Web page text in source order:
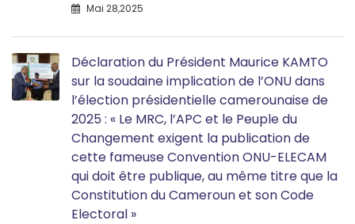
Mai 28,2025
Déclaration du Président Maurice KAMTO
sur la soudaine implication de l’ONU dans
l’élection présidentielle camerounaise de
2025 : « Le MRC, l’APC et le Peuple du
Changement exigent la publication de
cette fameuse Convention ONU-ELECAM
qui doit être publique, au même titre que la
Constitution du Cameroun et son Code
Electoral »